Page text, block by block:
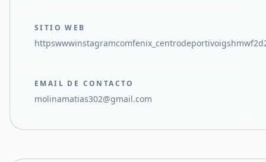
SITIO WEB
EMAIL DE CONTACTO
molinamatias302@gmail.com